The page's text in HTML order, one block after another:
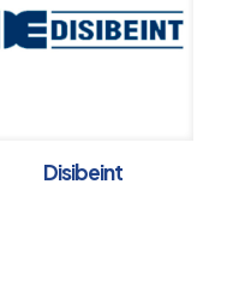
Disibeint